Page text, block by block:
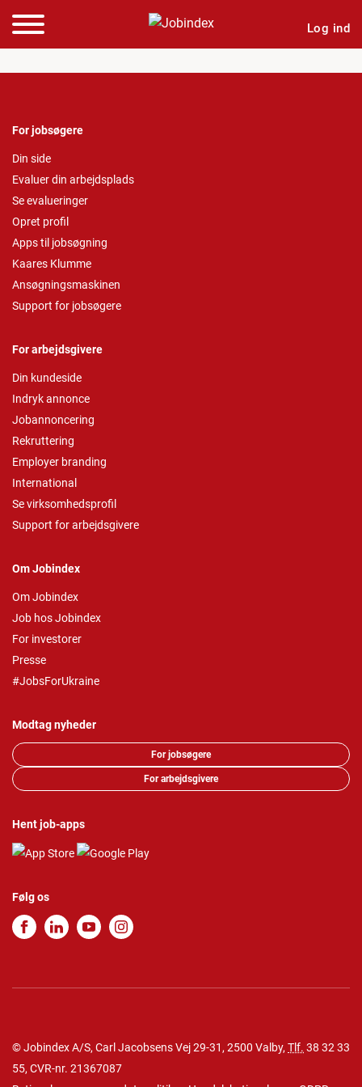
Log ind
For jobsøgere
Din side
Evaluer din arbejdsplads
Se evalueringer
Opret profil
Apps til jobsøgning
Kaares Klumme
Ansøgningsmaskinen
Support for jobsøgere
For arbejdsgivere
Din kundeside
Indryk annonce
Jobannoncering
Rekruttering
Employer branding
International
Se virksomhedsprofil
Support for arbejdsgivere
Om Jobindex
Om Jobindex
Job hos Jobindex
For investorer
Presse
#JobsForUkraine
Modtag nyheder
For jobsøgere
For arbejdsgivere
Hent job-apps
Følg os
© Jobindex A/S, Carl Jacobsens Vej 29-31, 2500 Valby, Tlf. 38 32 33
55, CVR-nr. 21367087